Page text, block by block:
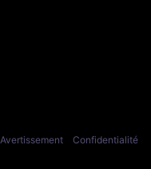
Avertissement
Confidentialité